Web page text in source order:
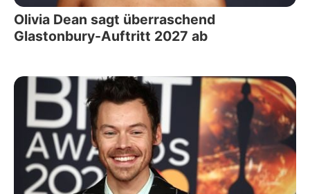
Olivia Dean sagt überraschend
Glastonbury-Auftritt 2027 ab